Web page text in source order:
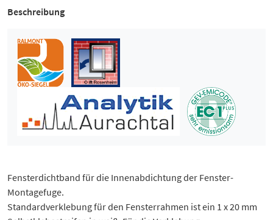
Beschreibung
Fensterdichtband für die Innenabdichtung der Fenster-
Montagefuge.
Standardverklebung für den Fensterrahmen ist ein 1 x 20 mm